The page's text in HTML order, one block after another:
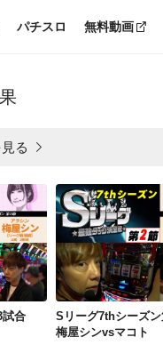
パチスロ 無料動画
る
Sリーグ7thシーズン第3節 第3試合 梅屋シンvs南まりか
試合
Sリーグ7thシーズ
梅屋シンvsマコト